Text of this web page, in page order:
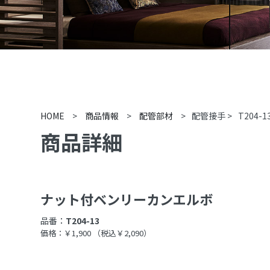
HOME > 商品情報 > 配管部材 > 配管接手 > T204-
商品詳細
ナット付ベンリーカンエルボ
品番： T204-13
価格：￥1,900 （税込￥2,090）